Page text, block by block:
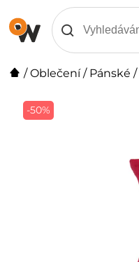
/Oblečení/ Pánské /
-50%